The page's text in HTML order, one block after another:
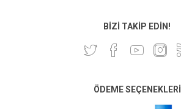
BIZI TAKIP EDIN!
ÖDEME SEÇENEKLERI